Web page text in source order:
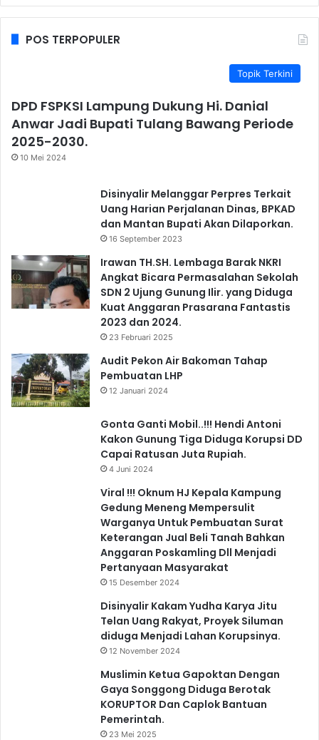
POS TERPOPULER
Topik Terkini
DPD FSPKSI Lampung Dukung Hi. Danial
Anwar Jadi Bupati Tulang Bawang Periode
2025-2030.
10 Mei 2024
Disinyalir Melanggar Perpres Terkait
Uang Harian Perjalanan Dinas, BPKAD
dan Mantan Bupati Akan Dilaporkan.
16 September 2023
Irawan TH.SH. Lembaga Barak NKRI
Angkat Bicara Permasalahan Sekolah
SDN 2 Ujung Gunung Ilir. yang Diduga
Kuat Anggaran Prasarana Fantastis
2023 dan 2024.
23 Februari 2025
Audit Pekon Air Bakoman Tahap
Pembuatan LHP
12 Januari 2024
Gonta Ganti Mobil..!!! Hendi Antoni
Kakon Gunung Tiga Diduga Korupsi DD
Capai Ratusan Juta Rupiah.
4 Juni 2024
Viral !!! Oknum HJ Kepala Kampung
Gedung Meneng Mempersulit
Warganya Untuk Pembuatan Surat
Keterangan Jual Beli Tanah Bahkan
Anggaran Poskamling Dll Menjadi
Pertanyaan Masyarakat
15 Desember 2024
Disinyalir Kakam Yudha Karya Jitu
Telan Uang Rakyat, Proyek Siluman
diduga Menjadi Lahan Korupsinya.
12 November 2024
Muslimin Ketua Gapoktan Dengan
Gaya Songgong Diduga Berotak
KORUPTOR Dan Caplok Bantuan
Pemerintah.
23 Mei 2025